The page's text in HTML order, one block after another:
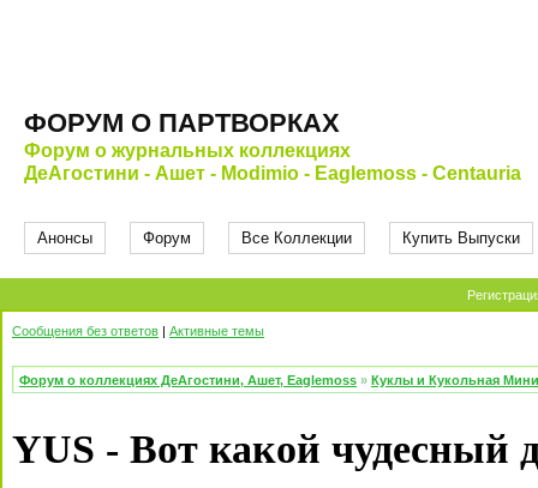
ФОРУМ О ПАРТВОРКАХ
Форум о журнальных коллекциях
ДеАгостини - Ашет - Modimio - Eaglemoss - Centauria
Анонсы Форум Все Коллекции Купить Выпуски
Сообщения без ответов | Активные темы
Форум о коллекциях ДеАгостини, Ашет, Eaglemoss » Куклы и Кукольная
YUS - Вот какой чудесный